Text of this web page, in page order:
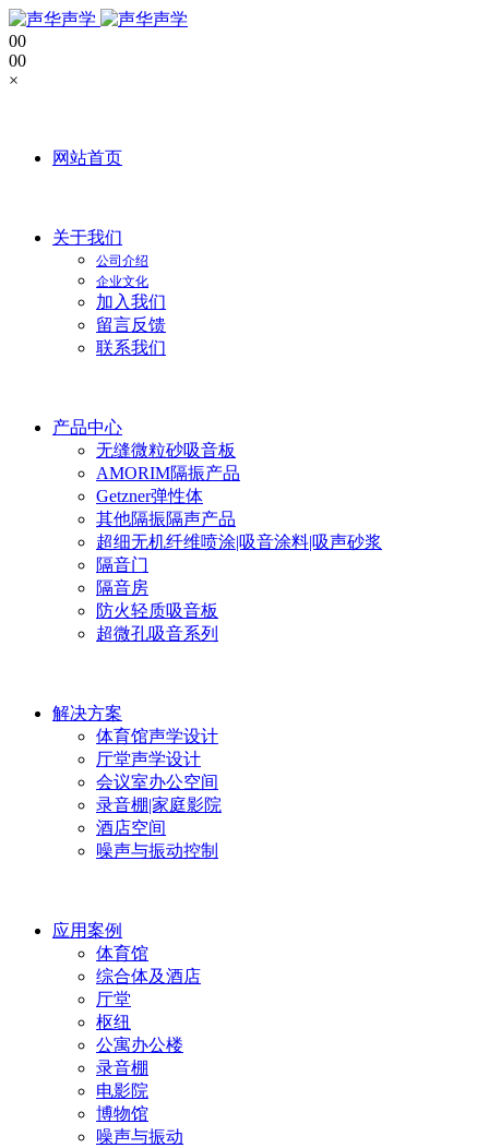
00
00
×
网站首页
关于我们
公司介绍
企业文化
加入我们
留言反馈
联系我们
产品中心
无缝微粒砂吸音板
AMORIM隔振产品
Getzner弹性体
其他隔振隔声产品
超细无机纤维喷涂|吸音涂料|吸声砂浆
隔音门
隔音房
防火轻质吸音板
超微孔吸音系列
解决方案
体育馆声学设计
厅堂声学设计
会议室办公空间
录音棚|家庭影院
酒店空间
噪声与振动控制
应用案例
体育馆
综合体及酒店
厅堂
枢纽
公寓办公楼
录音棚
电影院
博物馆
噪声与振动